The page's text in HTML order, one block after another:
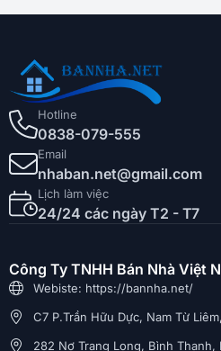
Hotline
0838-079-555
Email
nhaban.net@gmail.com
Lịch làm việc
24/24 các ngày T2 - T7
Công Ty TNHH Bán Nhà Việt
Webiste: https://bannha.net/
C7 P.Trần Hữu Dực, Nam Từ
282 Nơ Trang Long, Bình Thạnh,